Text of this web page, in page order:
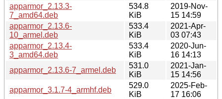
apparmor_2.13.3-
7_amd64.deb
534.8
KiB
2019-Nov-
15 14:59
apparmor_2.13.6-
10_armel.deb
533.4
KiB
2021-Apr-
03 07:43
apparmor_2.13.4-
3_amd64.deb
533.4
KiB
2020-Jun-
16 14:13
apparmor_2.13.6-7_armel.deb
531.0
KiB
2021-Jan-
15 14:56
apparmor_3.1.7-4_armhf.deb
529.0
KiB
2025-Feb-
17 16:06